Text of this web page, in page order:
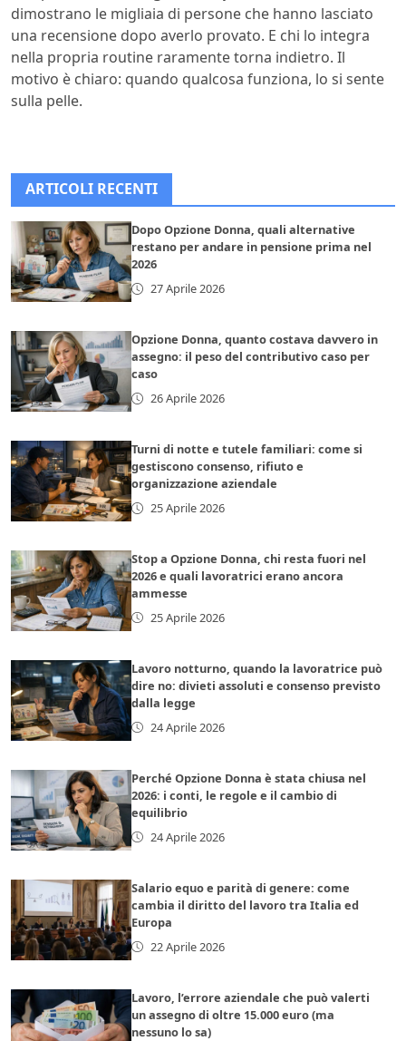
dimostrano le migliaia di persone che hanno lasciato
una recensione dopo averlo provato. E chi lo integra
nella propria routine raramente torna indietro. Il
motivo è chiaro: quando qualcosa funziona, lo si sente
sulla pelle.
ARTICOLI RECENTI
Dopo Opzione Donna, quali alternative
restano per andare in pensione prima nel
2026
27 Aprile 2026
Opzione Donna, quanto costava davvero in
assegno: il peso del contributivo caso per
caso
26 Aprile 2026
Turni di notte e tutele familiari: come si
gestiscono consenso, rifiuto e
organizzazione aziendale
25 Aprile 2026
Stop a Opzione Donna, chi resta fuori nel
2026 e quali lavoratrici erano ancora
ammesse
25 Aprile 2026
Lavoro notturno, quando la lavoratrice può
dire no: divieti assoluti e consenso previsto
dalla legge
24 Aprile 2026
Perché Opzione Donna è stata chiusa nel
2026: i conti, le regole e il cambio di
equilibrio
24 Aprile 2026
Salario equo e parità di genere: come
cambia il diritto del lavoro tra Italia ed
Europa
22 Aprile 2026
Lavoro, l’errore aziendale che può valerti
un assegno di oltre 15.000 euro (ma
nessuno lo sa)